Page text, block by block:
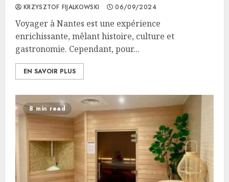
KRZYSZTOF FIJALKOWSKI 06/09/2024
Voyager à Nantes est une expérience
enrichissante, mêlant histoire, culture et
gastronomie. Cependant, pour...
EN SAVOIR PLUS
8 min read